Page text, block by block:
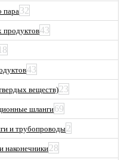
пара32
43
43
веществ)23
шланги69
и трубопроводы2
наконечники28